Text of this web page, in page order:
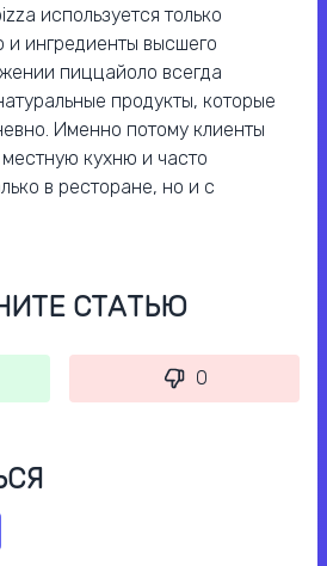
используется только
и ингредиенты высшего
пиццайоло всегда
продукты, которые
Именно потому клиенты
кухню и часто
в ресторане, но и с
СТАТЬЮ
0